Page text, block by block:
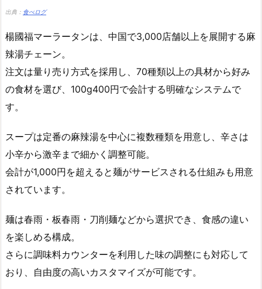
出典： 食べログ
楊國福マーラータンは、中国で3,000店舗以上を展開する麻
辣湯チェーン。
注文は量り売り方式を採用し、70種類以上の具材から好み
の食材を選び、100g400円で会計する明確なシステムで
す。
スープは定番の麻辣湯を中心に複数種類を用意し、辛さは
小辛から激辛まで細かく調整可能。
会計が1,000円を超えると麺がサービスされる仕組みも用意
されています。
麺は春雨・板春雨・刀削麺などから選択でき、食感の違い
を楽しめる構成。
さらに調味料カウンターを利用した味の調整にも対応して
おり、自由度の高いカスタマイズが可能です。